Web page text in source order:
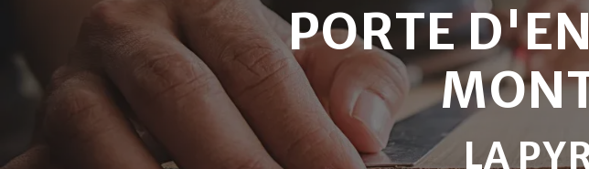
PORTE
LA